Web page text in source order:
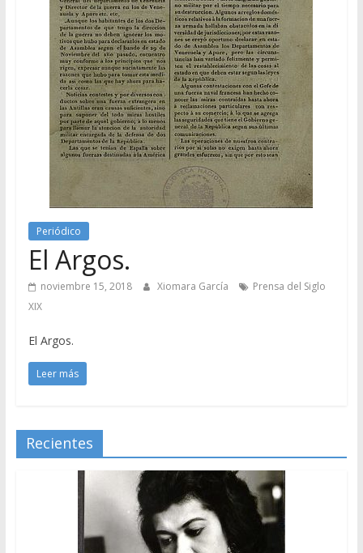
Periódico
El Argos.
noviembre 15, 2018 Xiomara García
Prensa del Siglo
XIX
El Argos.
Leer más
Recientes